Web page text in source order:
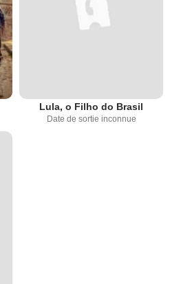
Lula, o Filho do Brasil
Date de sortie inconnue